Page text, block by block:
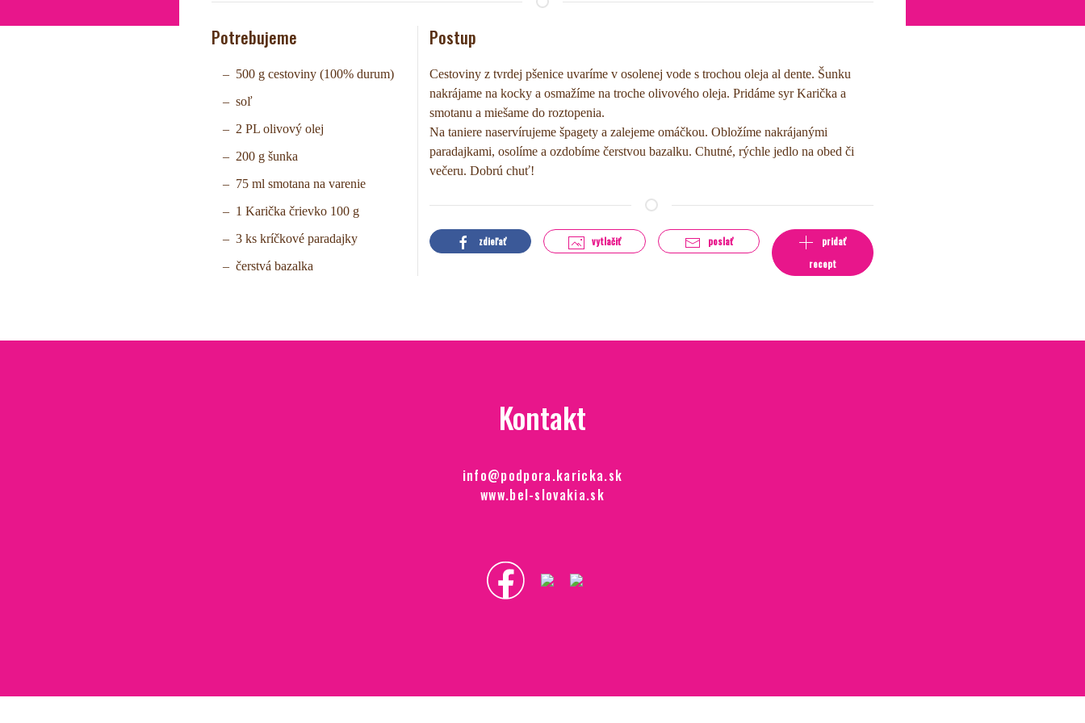
Postup
Cestoviny z tvrdej pšenice uvaríme v osolenej vode s trochou oleja al dente. Šunku
nakrájame na kocky a osmažíme na troche olivového oleja. Pridáme syr Karička a
smotanu a miešame do roztopenia.
Na taniere naservírujeme špagety a zalejeme omáčkou. Obložíme nakrájanými
paradajkami, osolíme a ozdobíme čerstvou bazalku. Chutné, rýchle jedlo na obed či
večeru. Dobrú chuť!
zdieľať vytlačiť poslať
pridať
recept
Potrebujeme
500 g cestoviny (100% durum)
soľ
2 PL olivový olej
200 g šunka
75 ml smotana na varenie
1 Karička črievko 100 g
3 ks kríčkové paradajky
čerstvá bazalka
Kontakt
info@podpora.karicka.sk
www.bel-slovakia.sk